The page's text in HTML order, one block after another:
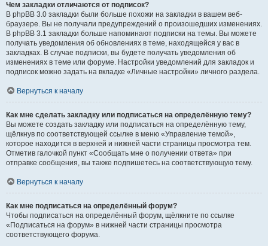
Чем закладки отличаются от подписок?
В phpBB 3.0 закладки были больше похожи на закладки в вашем веб-
браузере. Вы не получали предупреждений о произошедших изменениях.
В phpBB 3.1 закладки больше напоминают подписки на темы. Вы можете
получать уведомления об обновлениях в теме, находящейся у вас в
закладках. В случае подписки, вы будете получать уведомления об
изменениях в теме или форуме. Настройки уведомлений для закладок и
подписок можно задать на вкладке «Личные настройки» личного раздела.
Вернуться к началу
Как мне сделать закладку или подписаться на определённую тему?
Вы можете создать закладку или подписаться на определённую тему,
щёлкнув по соответствующей ссылке в меню «Управление темой»,
которое находится в верхней и нижней части страницы просмотра тем.
Отметив галочкой пункт «Сообщать мне о получении ответа» при
отправке сообщения, вы также подпишетесь на соответствующую тему.
Вернуться к началу
Как мне подписаться на определённый форум?
Чтобы подписаться на определённый форум, щёлкните по ссылке
«Подписаться на форум» в нижней части страницы просмотра
соответствующего форума.